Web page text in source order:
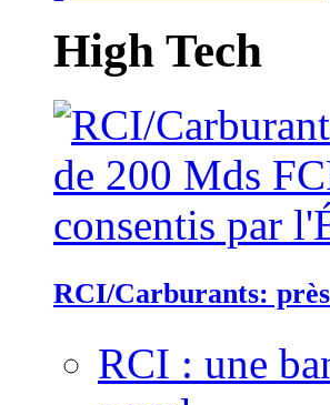
High Tech
RCI/Carburants:
RCI : une